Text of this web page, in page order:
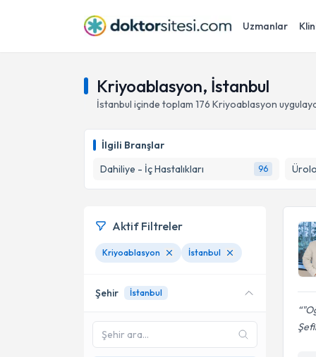
Uzmanlar
Kriyoablasyon, İstanbul
İstanbul içinde toplam 176 Kriyoablasyon
İlgili Branşlar
Dahiliye - İç Hastalıkları
96
Aktif Filtreler
Kriyoablasyon İstanbul
Şehir İstanbul